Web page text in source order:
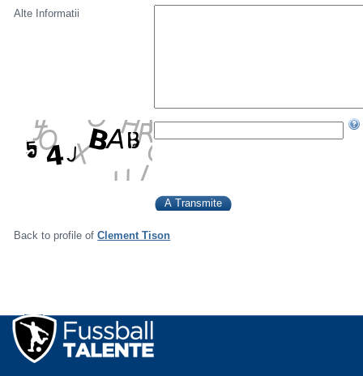
Alte Informatii
Back to profile of Clement Tison